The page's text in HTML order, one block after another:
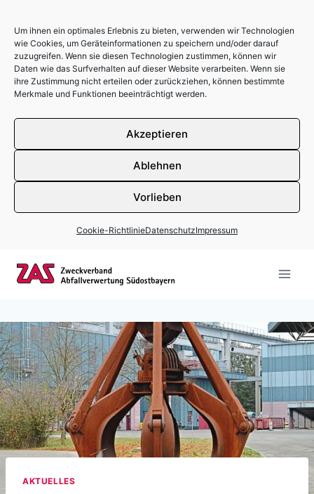
Um ihnen ein optimales Erlebnis zu bieten, verwenden wir Technologien
wie Cookies, um Geräteinformationen zu speichern und/oder darauf
zuzugreifen. Wenn sie diesen Technologien zustimmen, können wir
Daten wie das Surfverhalten auf dieser Website verarbeiten. Wenn sie
ihre Zustimmung nicht erteilen oder zurückziehen, können bestimmte
Merkmale und Funktionen beeinträchtigt werden.
Akzeptieren
Ablehnen
Vorlieben
Cookie-RichtlinieDatenschutzImpressum
AKTUELLES